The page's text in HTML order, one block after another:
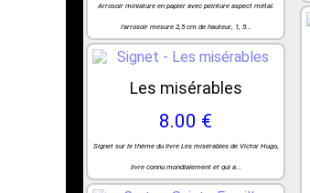
Arrosoir miniature en papier avec peinture aspect métal.
l'arrosoir mesure 2,5 cm de hauteur, 1, 5...
Les misérables
8.00 €
Signet sur le thème du livre Les misérables de Victor Hugo,
livre connu mondialement et qui a...